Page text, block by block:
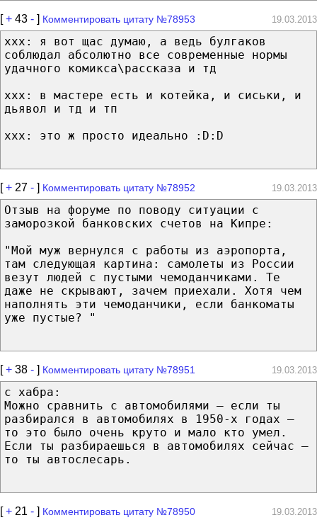
[+ 43 - ] Комментировать цитату №78953 19.03.2013
ххх: я вот щас думаю, а ведь булгаков
соблюдал абсолютно все современные нормы
удачного комикса\рассказа и тд
ххх: в мастере есть и котейка, и сиськи, и
дьявол и тд и тп
ххх: это ж просто идеально :D:D
[+ 27 - ] Комментировать цитату №78952 19.03.2013
Отзыв на форуме по поводу ситуации с
заморозкой банковских счетов на Кипре:
"Мой муж вернулся с работы из аэропорта,
там следующая картина: самолеты из России
везут людей с пустыми чемоданчиками. Те
даже не скрывают, зачем приехали. Хотя чем
наполнять эти чемоданчики, если банкоматы
уже пустые? "
[+ 38 - ] Комментировать цитату №78951 19.03.2013
с хабра:
Можно сравнить с автомобилями — если ты
разбирался в автомобилях в 1950-х годах —
то это было очень круто и мало кто умел.
Если ты разбираешься в автомобилях сейчас —
то ты автослесарь.
[+ 21 - ] Комментировать цитату №78950 19.03.2013